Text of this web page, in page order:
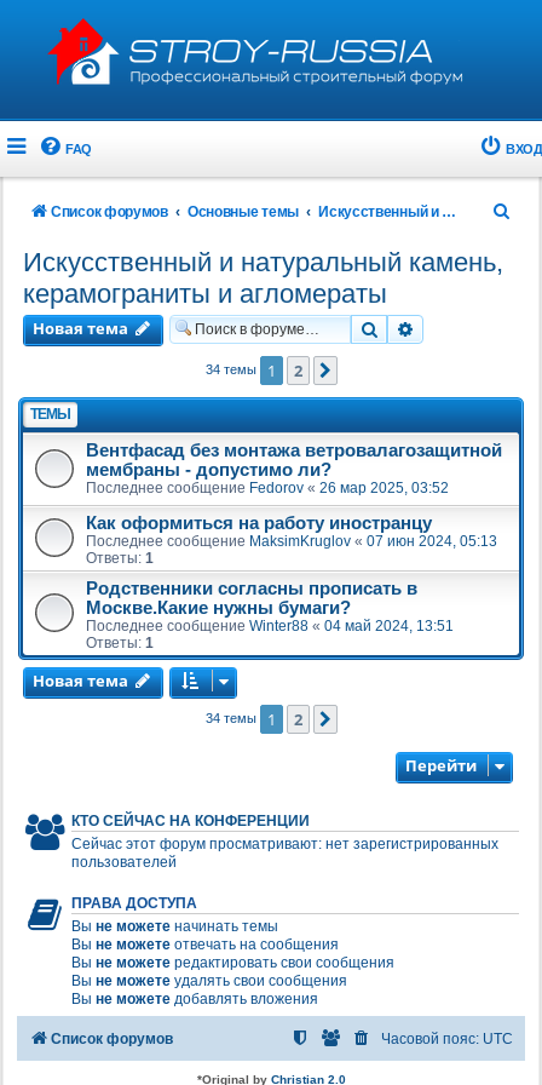
FAQ ВХОД
Список форумов Основные темы Искусственный и натуральный камень, керамограниты и агломераты
Искусственный и натуральный камень,
керамограниты и агломераты
Новая тема Поиск
34 темы 1 2
ТЕМЫ
Вентфасад без монтажа ветровалагозащитной
мембраны - допустимо ли?
Последнее сообщение Fedorov « 26 мар 2025, 03:52
Как оформиться на работу иностранцу
Последнее сообщение MaksimKruglov « 07 июн 2024, 05:13
Ответы: 1
Родственники согласны прописать в
Москве.Какие нужны бумаги?
Последнее сообщение Winter88 « 04 май 2024, 13:51
Ответы: 1
Новая тема
34 темы 1 2
Перейти
КТО СЕЙЧАС НА КОНФЕРЕНЦИИ
Сейчас этот форум просматривают: нет зарегистрированных
пользователей
ПРАВА ДОСТУПА
Вы не можете начинать темы
Вы не можете отвечать на сообщения
Вы не можете редактировать свои сообщения
Вы не можете удалять свои сообщения
Вы не можете добавлять вложения
Список форумов Часовой пояс: UTC
*Original by Christian 2.0